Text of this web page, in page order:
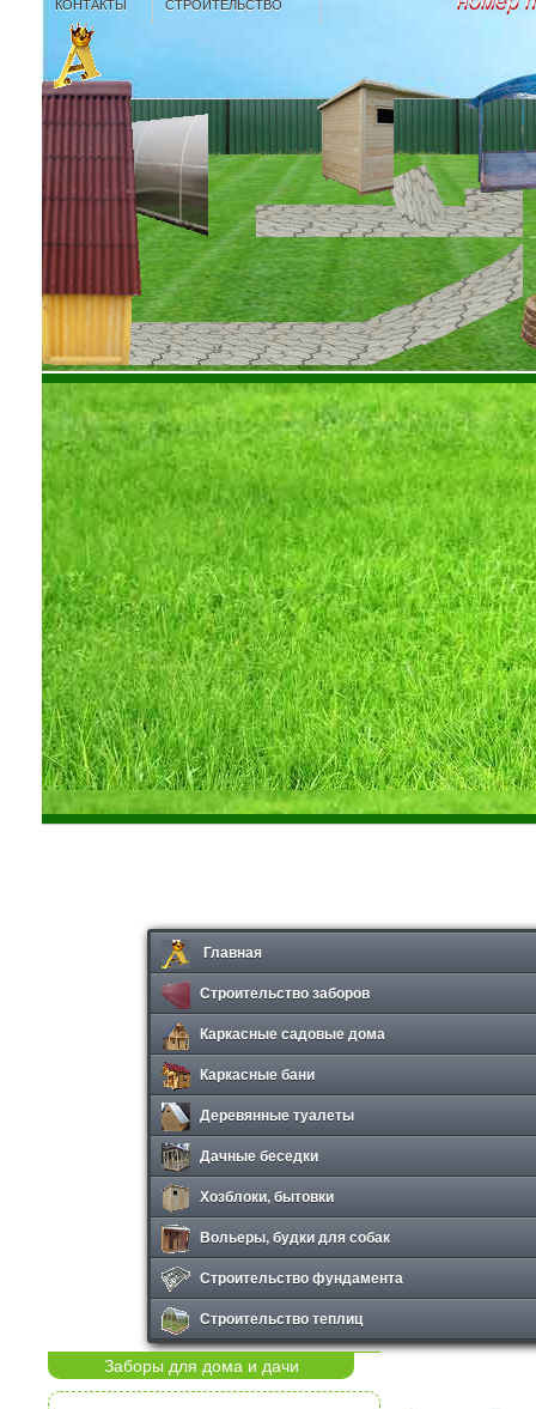
КОНТАКТЫ СТРОИТЕЛЬСТВО
Главная
Строительство заборов
Каркасные садовые дома
Каркасные бани
Деревянные туалеты
Дачные беседки
Хозблоки, бытовки
Вольеры, будки для собак
Строительство фундамента
Строительство теплиц
Заборы для дома и дачи